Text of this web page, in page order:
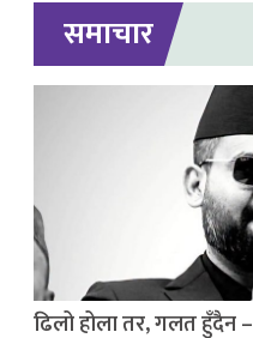
समाचार
ढिलो होला तर, गलत हुँदैन –